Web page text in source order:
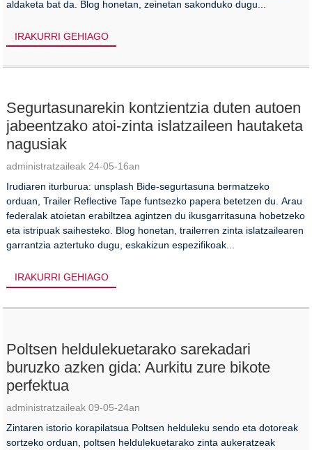
aldaketa bat da. Blog honetan, zeinetan sakonduko dugu...
IRAKURRI GEHIAGO
Segurtasunarekin kontzientzia duten autoen
jabeentzako atoi-zinta islatzaileen hautaketa
nagusiak
administratzaileak 24-05-16an
Irudiaren iturburua: unsplash Bide-segurtasuna bermatzeko
orduan, Trailer Reflective Tape funtsezko papera betetzen du. Arau
federalak atoietan erabiltzea agintzen du ikusgarritasuna hobetzeko
eta istripuak saihesteko. Blog honetan, trailerren zinta islatzailearen
garrantzia aztertuko dugu, eskakizun espezifikoak...
IRAKURRI GEHIAGO
Poltsen heldulekuetarako sarekadari
buruzko azken gida: Aurkitu zure bikote
perfektua
administratzaileak 09-05-24an
Zintaren istorio korapilatsua Poltsen helduleku sendo eta dotoreak
sortzeko orduan, poltsen heldulekuetarako zinta aukeratzeak